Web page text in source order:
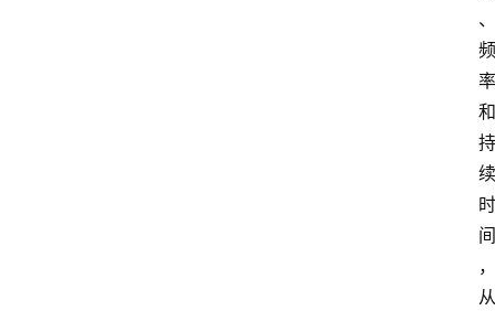
、
频
率
和
持
续
时
间
，
从